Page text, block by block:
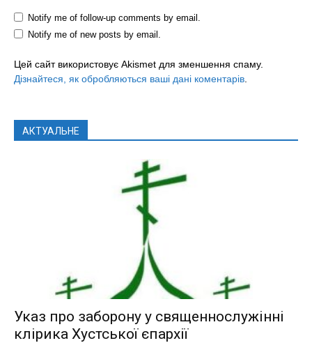
Notify me of follow-up comments by email.
Notify me of new posts by email.
Цей сайт використовує Akismet для зменшення спаму.
Дізнайтеся, як обробляються ваші дані коментарів
АКТУАЛЬНЕ
Указ про заборону у священнослужінні
клірика Хустської єпархії